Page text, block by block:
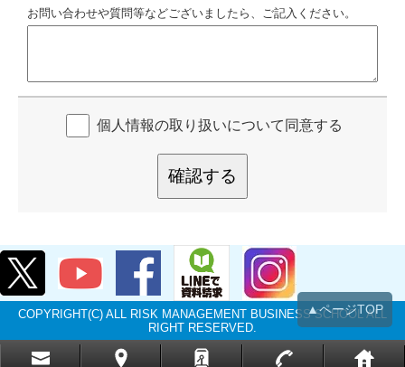
お問い合わせや質問等などございましたら、ご記入ください。
個人情報の取り扱いについて同意する
確認する
▲ページTOP
COPYRIGHT(C) ALL RISK MANAGEMENT BUSINESS SCHOOL ALL
RIGHT RESERVED.